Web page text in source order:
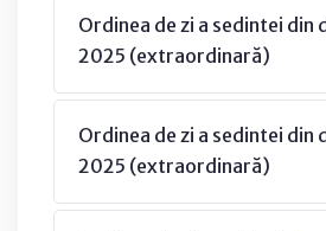
Ordinea de zi a sedintei din
2025 (extraordinară)
Ordinea de zi a sedintei din
2025 (extraordinară)